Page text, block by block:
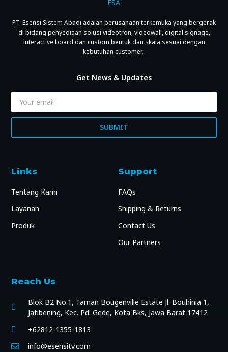
PT. Esensi Sistem Abadi adalah perusahaan terkemuka yang bergerak
di bidang penyediaan solusi videotron, videowall, digital signage,
interactive board dan custom bentuk dan skala sesuai dengan
kebutuhan customer.
Get News & Updates
SUBMIT
Links
Tentang Kami
Layanan
Produk
Support
FAQs
Shipping & Returns
Contact Us
Our Partners
Reach Us
Blok B2 No.1, Taman Bougenville Estate Jl. Bouhinia 1,
Jatibening, Kec. Pd. Gede, Kota Bks, Jawa Barat 17412
+62812-1355-1813
info@esensitv.com